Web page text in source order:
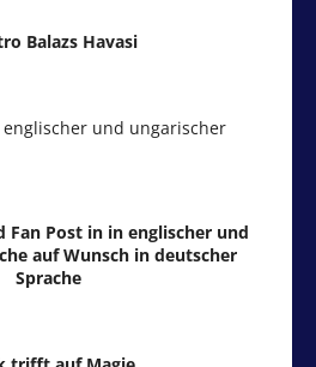
Balazs Havasi
und ungarischer
Fan Post in in englischer und
auf Wunsch in deutscher
Sprache